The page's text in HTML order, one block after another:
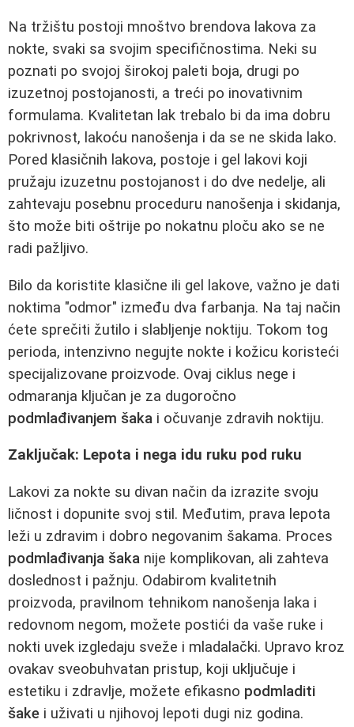
Na tržištu postoji mnoštvo brendova lakova za
nokte, svaki sa svojim specifičnostima. Neki su
poznati po svojoj širokoj paleti boja, drugi po
izuzetnoj postojanosti, a treći po inovativnim
formulama. Kvalitetan lak trebalo bi da ima dobru
pokrivnost, lakoću nanošenja i da se ne skida lako.
Pored klasičnih lakova, postoje i gel lakovi koji
pružaju izuzetnu postojanost i do dve nedelje, ali
zahtevaju posebnu proceduru nanošenja i skidanja,
što može biti oštrije po nokatnu ploču ako se ne
radi pažljivo.
Bilo da koristite klasične ili gel lakove, važno je dati
noktima "odmor" između dva farbanja. Na taj način
ćete sprečiti žutilo i slabljenje noktiju. Tokom tog
perioda, intenzivno negujte nokte i kožicu koristeći
specijalizovane proizvode. Ovaj ciklus nege i
odmaranja ključan je za dugoročno
podmlađivanjem šaka i očuvanje zdravih noktiju.
Zaključak: Lepota i nega idu ruku pod ruku
Lakovi za nokte su divan način da izrazite svoju
ličnost i dopunite svoj stil. Međutim, prava lepota
leži u zdravim i dobro negovanim šakama. Proces
podmlađivanja šaka nije komplikovan, ali zahteva
doslednost i pažnju. Odabirom kvalitetnih
proizvoda, pravilnom tehnikom nanošenja laka i
redovnom negom, možete postići da vaše ruke i
nokti uvek izgledaju sveže i mladalački. Upravo kroz
ovakav sveobuhvatan pristup, koji uključuje i
estetiku i zdravlje, možete efikasno podmladiti
šake i uživati u njihovoj lepoti dugi niz godina.